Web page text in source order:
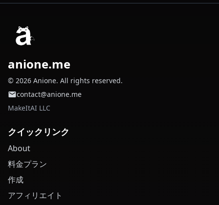
anione.me
© 2026 Anione. All rights reserved.
contact@anione.me
MakeItAI LLC
クイックリンク
About
料金プラン
作成
アフィリエイト